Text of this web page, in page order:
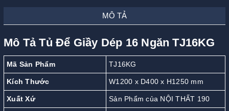
MÔ TẢ
Mô Tả Tủ Để Giầy Dép 16 Ngăn TJ16KG
Mã Sản Phẩm TJ16KG
Kích Thước W1200 x D400 x H1250 mm
Xuất Xứ Sản Phẩm của NỘI THẤT 190